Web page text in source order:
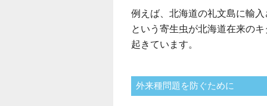
例えば、北海道の礼文島に輸
という寄生虫が北海道在来の
起きています。
外来種問題を防ぐために